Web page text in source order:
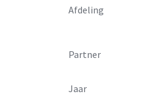
Afdeling
Partner
Jaar